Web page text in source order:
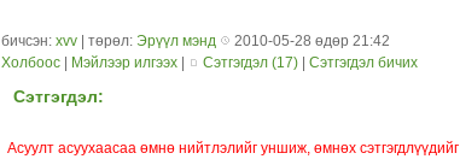
бичсэн: xvv | төрөл: Эрүүл мэнд
2010-05-28 өдөр 21:42
Холбоос
Мэйлээр илгээх Сэтгэгдэл (17) Сэтгэгдэл бичих
Сэтгэгдэл:
Асуулт асуухаасаа өмнө нийтлэлийг уншиж, өмнөх сэтгэгдлүүдийг